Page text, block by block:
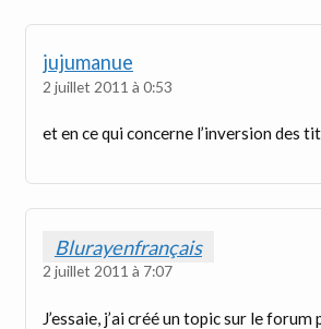
jujumanue
2 juillet 2011 à 0:53
et en ce qui concerne l’inversion des
Blurayenfrançais
2 juillet 2011 à 7:07
J’essaie, j’ai créé un topic sur le